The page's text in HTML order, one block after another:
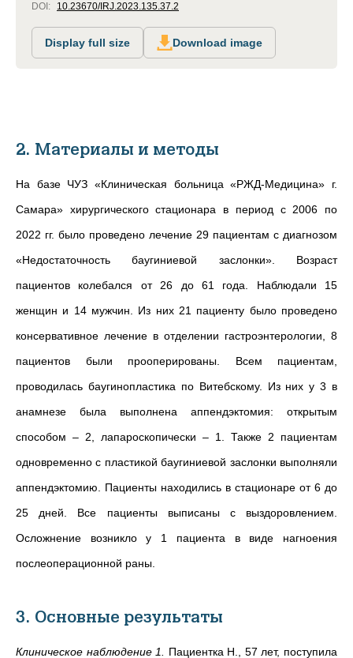
DOI: 10.23670/IRJ.2023.135.37.2
Display full size Download image
2. Материалы и методы
На базе ЧУЗ «Клиническая больница «РЖД-Медицина» г.
Самара» хирургического стационара в период с 2006 по
2022 гг. было проведено лечение 29 пациентам с диагнозом
«Недостаточность баугиниевой заслонки». Возраст
пациентов колебался от 26 до 61 года. Наблюдали 15
женщин и 14 мужчин. Из них 21 пациенту было проведено
консервативное лечение в отделении гастроэнтерологии, 8
пациентов были прооперированы. Всем пациентам,
проводилась баугинопластика по Витебскому. Из них у 3 в
анамнезе была выполнена аппендэктомия: открытым
способом – 2, лапароскопически – 1. Также 2 пациентам
одновременно с пластикой баугиниевой заслонки выполняли
аппендэктомию. Пациенты находились в стационаре от 6 до
25 дней. Все пациенты выписаны с выздоровлением.
Осложнение возникло у 1 пациента в виде нагноения
послеоперационной раны.
3. Основные результаты
Клиническое наблюдение 1.
Пациентка Н., 57 лет, поступила